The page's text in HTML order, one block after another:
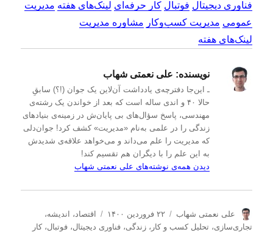
فناوری دیجیتال فوتبال کار حرفه‌ای لینک‌های هفته مدیریت
عمومی مدیریت کسب‌و‌کار مشاوره مدیریت
لینک‌های هفته
نویسنده: علی نعمتی شهاب
ـ این‌جا دفترچه‌ی یادداشت‌ آن‌لاین یک جوان (!؟) سابقِ
حالا ۴۰ و اندی ساله است که بعد از خواندن یک رشته‌ی
مهندسی، پاسخ سؤال‌های بی پایان‌ش در زمینه‌ی بنیادهای
زندگی را در علمی به‌نام «مدیریت» کشف کرد! جوان‌دلی
که مدیریت را علم می‌داند و می‌خواهد علاقه‌ی شدیدش
به این علم را با دیگران هم تقسیم کند!
دیدن همه‌ی نوشته‌های علی نعمتی شهاب
ن
و
علی نعمتی شهاب
ا
ر
۲۲ فروردین ۱۴۰۰
د
س
اقتصاد ، اندیشه،
تجاری‌سازی،تحلیل كسب و كار ،زندگی،فناوری دیجیتال،فوتبال،کار